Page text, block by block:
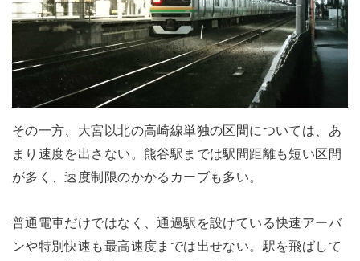
その一方、大宮以北の高崎線単独の区間については、あ
まり速度を出さない。熊谷駅までは駅間距離も短い区間
が多く、速度制限のかかるカーブも多い。
普通電車だけではなく、通過駅を設けている快速アーバ
ンや特別快速も最高速度までは出せない。駅を飛ばして